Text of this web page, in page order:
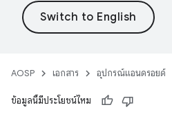
AOSP เอกสาร อุปกรณ์แอนดรอยด์
ข้อมูลนี้มีประโยชน์ไหม